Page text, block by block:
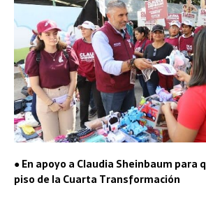
● En apoyo a Claudia Sheinbaum para
piso de la Cuarta Transformación